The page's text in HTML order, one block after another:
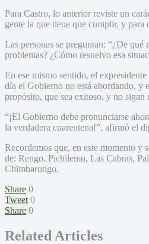
Para Castro, lo anterior reviste un
gente la que tiene que cumplir, y
Las personas se preguntan: “¿De
problemas? ¿Cómo resuelvo esa
En ese mismo sentido, el
día el Gobierno no está abordando, y
propósito, que sea exitoso, y no sigan
“¡El Gobierno debe pronunciarse
la verdadera cuarentena!”, afirmó el
Recordemos que, en este momento y
de: Rengo, Pichilemu, Las Cabras,
Chimbarongo.
Share 0
Tweet 0
Share 0
Related Articles